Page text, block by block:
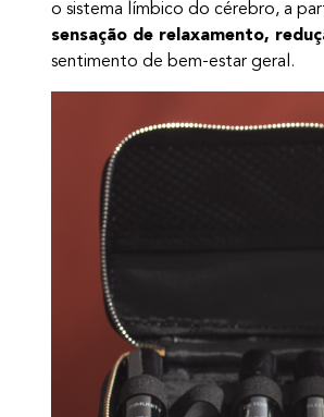
o sistema límbico do cérebro, a
sensação de relaxamento,
sentimento de bem-estar geral.